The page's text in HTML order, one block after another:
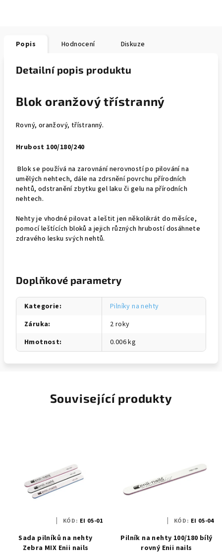
Popis Hodnocení Diskuze
Detailní popis produktu
Blok oranžový třístranný
Rovný, oranžový, třístranný.
Hrubost 100/180/240
Blok se používá na zarovnání nerovností po pilování na
umělých nehtech, dále na zdrsnění povrchu přírodních
nehtů, odstranění zbytku gel laku či gelu na přírodních
nehtech.
Nehty je vhodné pilovat a leštit jen několikrát do měsíce,
pomocí leštících bloků a jejich různých hrubostí dosáhnete
zdravého lesku svých nehtů.
Doplňkové parametry
Kategorie:
Pilníky na nehty
Záruka:
2 roky
Hmotnost: 0.006 kg
Související produkty
Sada pilníků na nehty
Zebra MIX Enii nails
KÓD: EI 05-01
Pilník na nehty 100/180 bílý
rovný Enii nails
KÓD: EI 05-04